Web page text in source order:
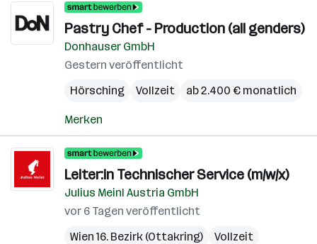
Pastry Chef - Production (all genders)
Donhauser GmbH
Gestern veröffentlicht
Hörsching
Vollzeit ab 2.400 € monatlich
Merken
Leiter:in Technischer Service (m/w/x)
Julius Meinl Austria GmbH
vor 6 Tagen veröffentlicht
Wien 16. Bezirk (Ottakring)
Vollzeit